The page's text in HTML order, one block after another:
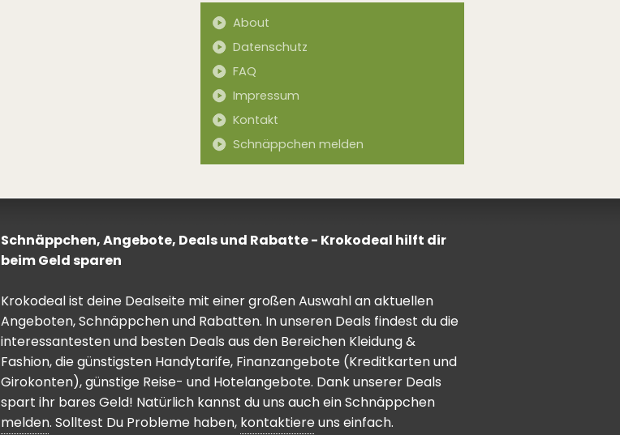
About
Datenschutz
FAQ
Impressum
Kontakt
Schnäppchen melden
Schnäppchen, Angebote, Deals und Rabatte - Krokodeal hilft dir
beim Geld sparen
Krokodeal ist deine Dealseite mit einer großen Auswahl an aktuellen
Angeboten, Schnäppchen und Rabatten. In unseren Deals findest du die
interessantesten und besten Deals aus den Bereichen Kleidung &
Fashion, die günstigsten Handytarife, Finanzangebote (Kreditkarten und
Girokonten), günstige Reise- und Hotelangebote. Dank unserer Deals
spart ihr bares Geld! Natürlich kannst du uns auch ein Schnäppchen
melden. Solltest Du Probleme haben, kontaktiere uns einfach.